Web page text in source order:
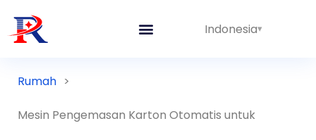
Indonesia
Rumah >
Mesin Pengemasan Karton Otomatis untuk